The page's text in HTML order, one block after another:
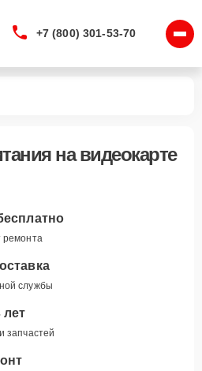
+7 (800) 301-53-70
на видеокарте
ремонта
службы
лет
запчастей